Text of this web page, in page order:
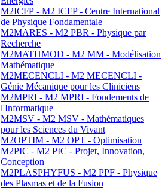
M2ICFP - M2 ICFP - Centre International
de Physique Fondamentale
M2MARES - M2 PBR - Physique par
Recherche
M2MATHMOD - M2 MM - Modélisation
Mathématique
M2MECENCLI - M2 MECENCLI -
Génie Mécanique pour les Cliniciens
M2MPRI - M2 MPRI - Fondements de
l'Informatique
M2MSV - M2 MSV - Mathématiques
pour les Sciences du Vivant
M2OPTIM - M2 OPT - Optimisation
M2PIC - M2 PIC - Projet, Innovation,
Conception
M2PLASPHYFUS - M2 PPF - Physique
des Plasmas et de la Fusion